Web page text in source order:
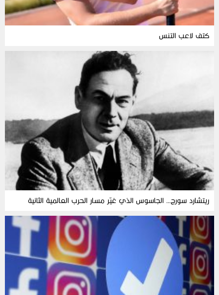
كتف لاعب التنس
ريتشارد سورج… الجاسوس الذي غيّر مسار الحرب العالمية الثانية